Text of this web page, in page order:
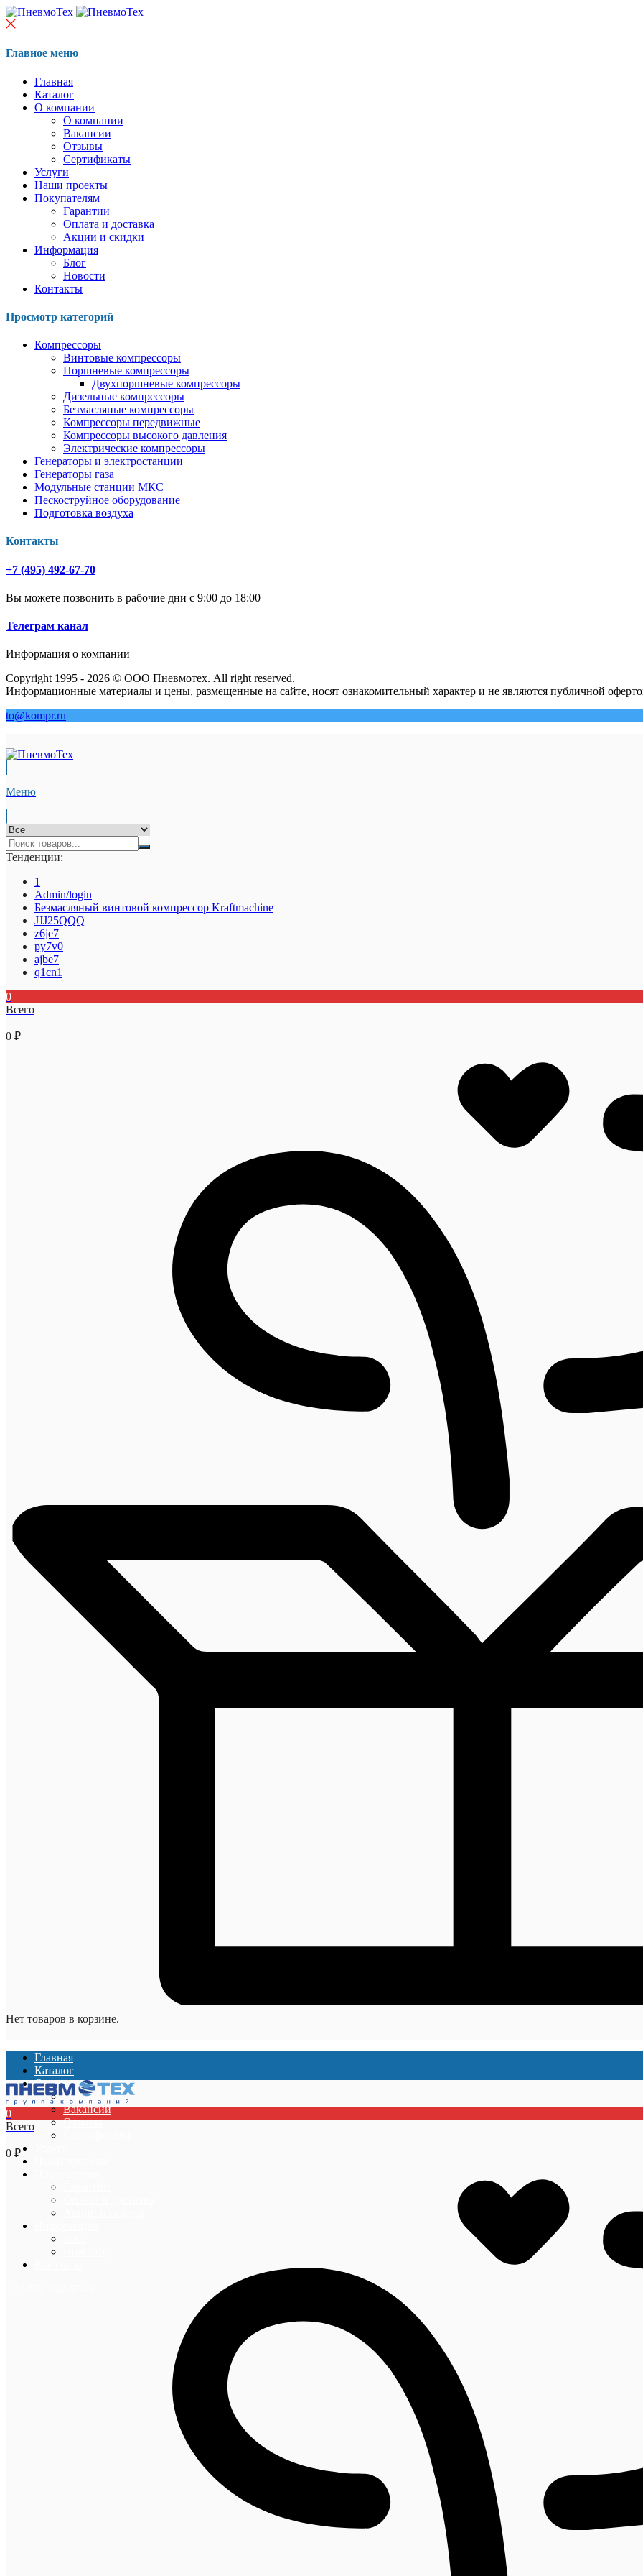
Главное меню
Главная
Каталог
О компании
О компании
Вакансии
Отзывы
Сертификаты
Услуги
Наши проекты
Покупателям
Гарантии
Оплата и доставка
Акции и скидки
Информация
Блог
Новости
Контакты
Просмотр категорий
Компрессоры
Винтовые компрессоры
Поршневые компрессоры
Двухпоршневые компрессоры
Дизельные компрессоры
Безмасляные компрессоры
Компрессоры передвижные
Компрессоры высокого давления
Электрические компрессоры
Генераторы и электростанции
Генераторы газа
Модульные станции МКС
Пескоструйное оборудование
Подготовка воздуха
Контакты
+7 (495) 492-67-70
Вы можете позвонить в рабочие дни с 9:00 до 18:00
Телеграм канал
Информация о компании
Copyright 1995 - 2026 © ООО Пневмотех. All right reserved.
Информационные материалы и цены, размещенные на сайте, носят ознакомительный характер и не являются публичной
to@kompr.ru
Меню
Тенденции:
1
Admin/login
Безмасляный винтовой компрессор Kraftmaсhine
JJJ25QQQ
z6je7
py7v0
ajbe7
q1cn1
0
Всего
0 ₽
Нет товаров в корзине.
Главная
Каталог
О компании
О компании
Вакансии
Отзывы
0
Всего
0 ₽